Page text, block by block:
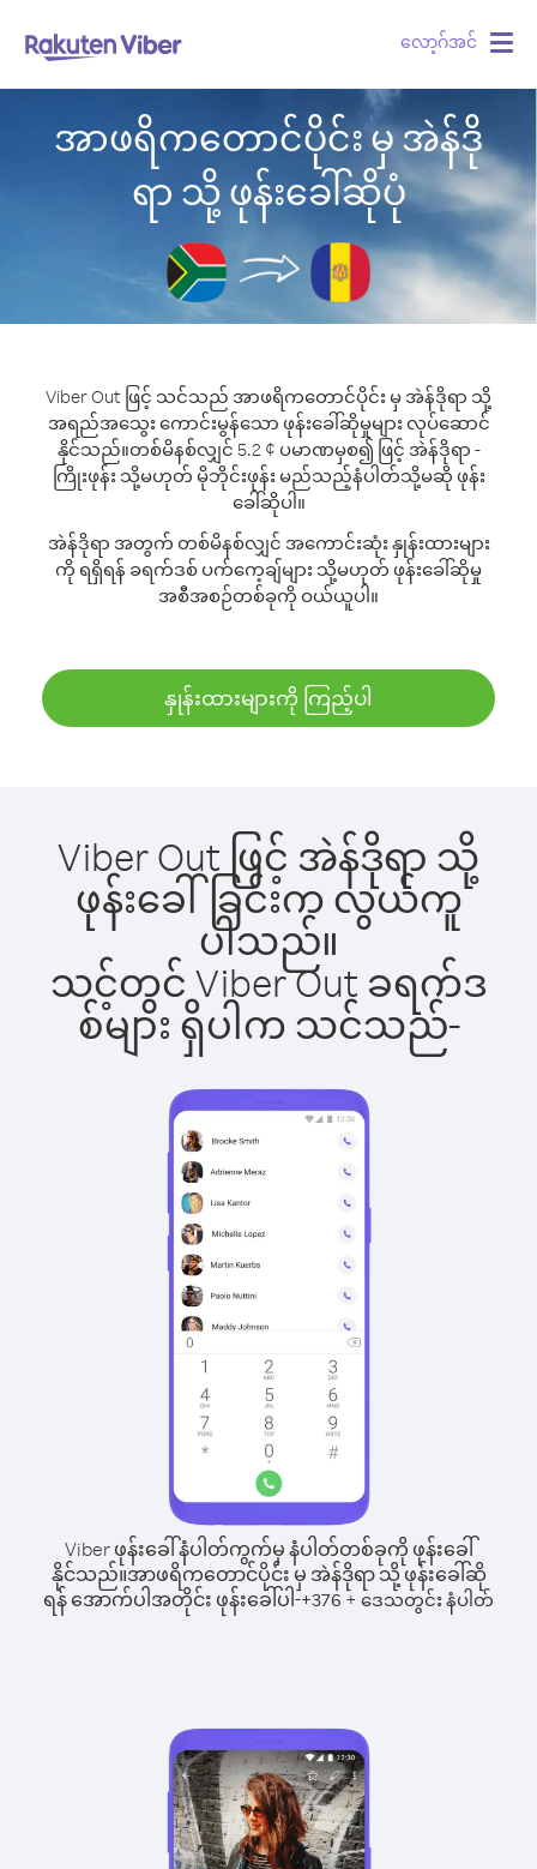
လော့ဂ်အင်
အာဖရိကတောင်ပိုင်း မှ အဲန်ဒို
ရာ သို့ ဖုန်းခေါ်ဆိုပုံ
Viber Out ဖြင့် သင်သည် အာဖရိကတောင်ပိုင်း မှ အဲန်ဒိုရာ သို့
အရည်အသွေး ကောင်းမွန်သော ဖုန်းခေါ်ဆိုမှုများ လုပ်ဆောင်
နိုင်သည်။တစ်မိနစ်လျှင် 5.2 ¢ ပမာဏမှစ၍ ဖြင့် အဲန်ဒိုရာ -
ကြိုးဖုန်း သို့မဟုတ် မိုဘိုင်းဖုန်း မည်သည့်နံပါတ်သို့မဆို ဖုန်း
ခေါ်ဆိုပါ။
အဲန်ဒိုရာ အတွက် တစ်မိနစ်လျှင် အကောင်းဆုံး နှုန်းထားများ
ကို ရရှိရန် ခရက်ဒစ် ပက်ကေ့ချ်များ သို့မဟုတ် ဖုန်းခေါ်ဆိုမှု
အစီအစဉ်တစ်ခုကို ဝယ်ယူပါ။
နှုန်းထားများကို ကြည့်ပါ
Viber Out ဖြင့် အဲန်ဒိုရာ သို့
ဖုန်းခေါ်ခြင်းက လွယ်ကူ
ပါသည်။
သင့်တွင် Viber Out ခရက်ဒ
စ်များ ရှိပါက သင်သည်-
Viber ဖုန်းခေါ်နံပါတ်ကွက်မှ နံပါတ်တစ်ခုကို ဖုန်းခေါ်
နိုင်သည်။အာဖရိကတောင်ပိုင်း မှ အဲန်ဒိုရာ သို့ ဖုန်းခေါ်ဆို
ရန် အောက်ပါအတိုင်း ဖုန်းခေါ်ပါ-+376 + ဒေသတွင်း နံပါတ်